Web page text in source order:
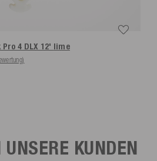
4 DLX 12' lime
KUNDEN